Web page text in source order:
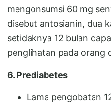
mengonsumsi 60 mg
disebut antosianin, dua
setidaknya 12 bulan
penglihatan pada orang
6. Prediabetes
Lama pengobatan